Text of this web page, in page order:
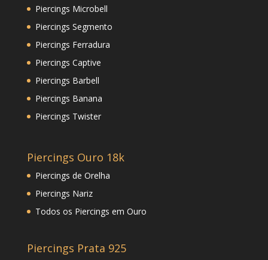
Piercings Microbell
Piercings Segmento
Piercings Ferradura
Piercings Captive
Piercings Barbell
Piercings Banana
Piercings Twister
Piercings Ouro 18k
Piercings de Orelha
Piercings Nariz
Todos os Piercings em Ouro
Piercings Prata 925